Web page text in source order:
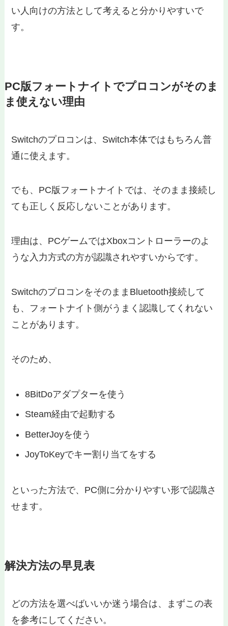
い人向けの方法として考えると分かりやすいで
す。
PC版フォートナイトでプロコンがそのま
ま使えない理由
Switchのプロコンは、Switch本体ではもちろん普
通に使えます。
でも、PC版フォートナイトでは、そのまま接続し
ても正しく反応しないことがあります。
理由は、PCゲームではXboxコントローラーのよ
うな入力方式の方が認識されやすいからです。
SwitchのプロコンをそのままBluetooth接続して
も、フォートナイト側がうまく認識してくれない
ことがあります。
そのため、
8BitDoアダプターを使う
Steam経由で起動する
BetterJoyを使う
JoyToKeyでキー割り当てをする
といった方法で、PC側に分かりやすい形で認識さ
せます。
解決方法の早見表
どの方法を選べばいいか迷う場合は、まずこの表
を参考にしてください。